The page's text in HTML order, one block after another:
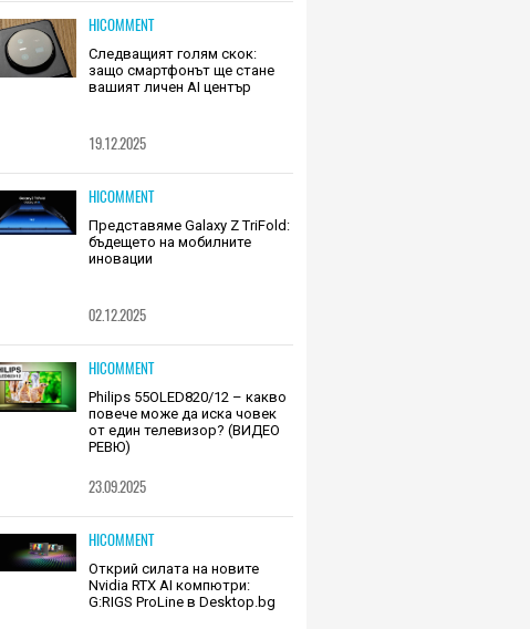
HICOMMENT
Следващият голям скок:
защо смартфонът ще стане
вашият личен AI център
19.12.2025
HICOMMENT
Представяме Galaxy Z TriFold:
бъдещето на мобилните
иновации
02.12.2025
HICOMMENT
Philips 55OLED820/12 – какво
повече може да иска човек
от един телевизор? (ВИДЕО
РЕВЮ)
23.09.2025
HICOMMENT
Открий силата на новите
Nvidia RTX AI компютри:
G:RIGS ProLine в Desktop.bg